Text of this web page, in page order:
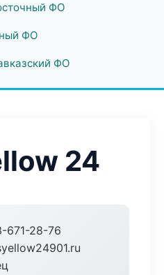
ФО
ФО
ФО
24
671-28-76